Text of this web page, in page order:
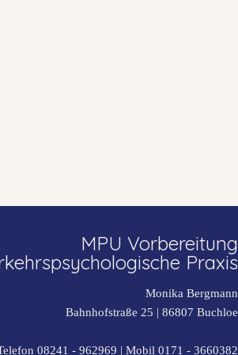
MPU Vorbereitung
Praxis
Monika Bergmann
Bahnhofstraße 25 | 86807 Buchloe
08241 - 962969 | Mobil 0171 - 3660382